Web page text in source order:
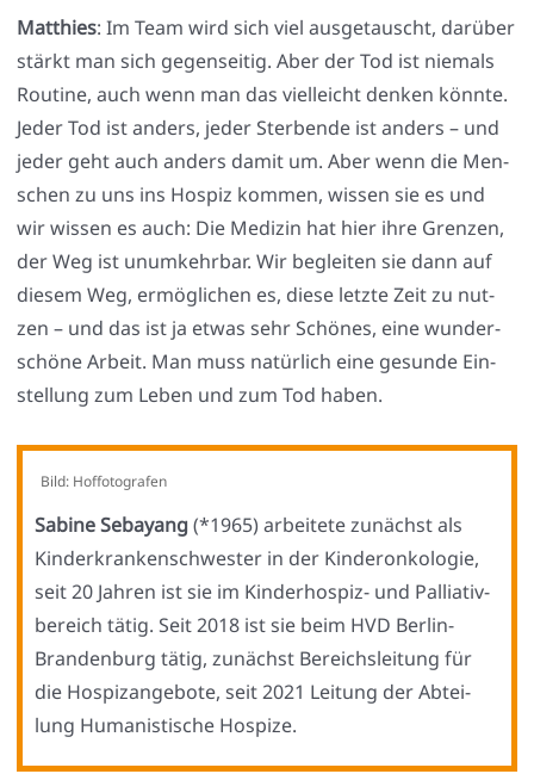
Mat­thies: Im Team wird sich viel aus­ge­tauscht, dar­über
stärkt man sich gegen­sei­tig. Aber der Tod ist nie­mals
Rou­ti­ne, auch wenn man das viel­leicht den­ken könn­te.
Jeder Tod ist anders, jeder Ster­ben­de ist anders – und
jeder geht auch anders damit um. Aber wenn die Men­
schen zu uns ins Hos­piz kom­men, wis­sen sie es und
wir wis­sen es auch: Die Medi­zin hat hier ihre Gren­zen,
der Weg ist unum­kehr­bar. Wir beglei­ten sie dann auf
die­sem Weg, ermög­li­chen es, die­se letz­te Zeit zu nut­
zen – und das ist ja etwas sehr Schö­nes, eine wun­der­
schö­ne Arbeit. Man muss natür­lich eine gesun­de Ein­
stel­lung zum Leben und zum Tod haben.
Bild: Hof­fo­to­gra­fen
Sabi­ne Seba­yang(*1965) arbei­te­te zunächst als
Kin­der­kran­ken­schwes­ter in der Kin­deron­ko­lo­gie,
seit 20 Jah­ren ist sie im Kin­der­hos­piz- und Pal­lia­tiv­
be­reich tätig. Seit 2018 ist sie beim HVD Ber­lin-
Bran­den­burg tätig, zunächst Bereichs­lei­tung für
die Hos­pi­z­an­ge­bo­te, seit 2021 Lei­tung der Abtei­
lung Huma­nis­ti­sche Hos­pi­ze.